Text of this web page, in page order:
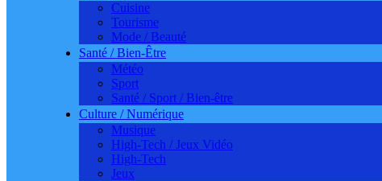
Cuisine
Tourisme
Mode / Beauté
Santé / Bien-Être
Météo
Sport
Santé / Sport / Bien-être
Culture / Numérique
Musique
High-Tech / Jeux Vidéo
High-Tech
Jeux